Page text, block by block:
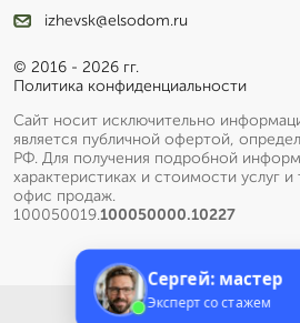
izhevsk@elsodom.ru
© 2016 - 2026 гг.
Политика конфиденциальности
Сайт носит исключительно
является публичной офертой,
РФ. Для получения подробной
характеристиках и стоимости услуг
офис продаж.
100050019.100050000.10227
Меню
Сергей: мастер
Эксперт со стажем